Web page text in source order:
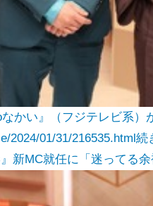
かい』（フジテレビ系）
2024/01/31/216535.html続
新MC就任に「迷ってる